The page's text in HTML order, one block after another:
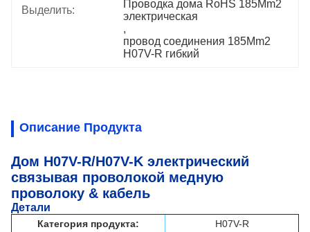
Выделить:
Проводка дома RoHS 185Mm2
электрическая
,
провод соединения 185Mm2
H07V-R гибкий
Описание Продукта
Дом H07V-R/H07V-K электрический
связывая проволокой медную
проволоку & кабель
Детали
Категория продукта:
H07V-R